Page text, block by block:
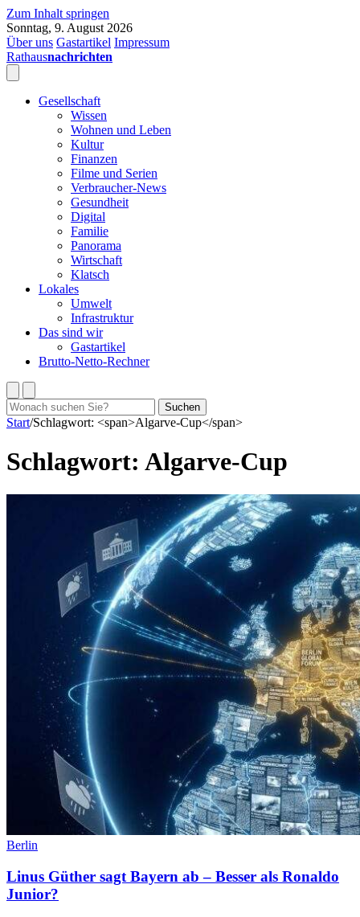
Zum Inhalt springen
Sonntag, 9. August 2026
Über uns Gastartikel Impressum
Rathausnachrichten
Gesellschaft
Wissen
Wohnen und Leben
Kultur
Finanzen
Filme und Serien
Verbraucher-News
Gesundheit
Digital
Familie
Panorama
Wirtschaft
Klatsch
Lokales
Umwelt
Infrastruktur
Das sind wir
Gastartikel
Brutto-Netto-Rechner
Suchen
nach:
Suchen
Start/Schlagwort: <span>Algarve-Cup</span>
Schlagwort: Algarve-Cup
Berlin
Linus Güther sagt Bayern ab – Besser als Ronaldo
Junior?